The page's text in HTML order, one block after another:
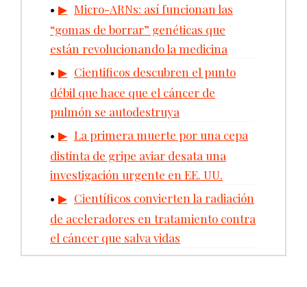
Micro-ARNs: así funcionan las
“gomas de borrar” genéticas que
están revolucionando la medicina
Cientificos descubren el punto
débil que hace que el cáncer de
pulmón se autodestruya
La primera muerte por una cepa
distinta de gripe aviar desata una
investigación urgente en EE. UU.
Científicos convierten la radiación
de aceleradores en tratamiento contra
el cáncer que salva vidas